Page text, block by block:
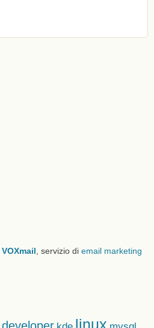
VOXmail , servizio di email marketing
linux